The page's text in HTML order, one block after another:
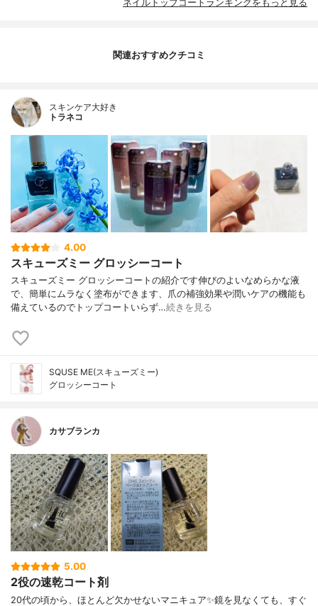
ネイルトップコートランキングをもっと見る
関連おすすめクチコミ
スキンケア大好き
トラネコ
4.00
スキューズミー グロッシーコート
スキューズミー グロッシーコートの紹介です伸びのよいなめらかな液
で、簡単にムラなく塗布ができます、爪の補強効果や潤いケアの機能も
備えているのでトップコートいらず…続きを見る
SQUSE ME(スキューズミー)
グロッシーコート
カサブランカ
5.00
2役の速乾コート剤
20代の頃から、ほとんど欠かせないマニキュア✨鏡を見なくても、すぐ